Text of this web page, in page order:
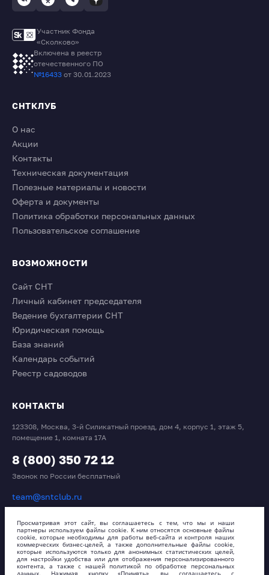
Участник Фонда
«Сколково»
Включена в реестр
отечественного ПО
№16433 от 30.01.2023
СНТКЛУБ
О нас
Акции
Контакты
Техническая документация
Полезные материалы и новости
Оферта и документы
Политика обработки персональных данных
Пользовательское соглашение
ВОЗМОЖНОСТИ
Сайт СНТ
Личный кабинет председателя
Ведение бухгалтерии СНТ
Юридическая помощь
База знаний
Календарь событий
Реестр садоводов
КОНТАКТЫ
123308, Москва, 3-й Силикатный проезд, дом 4, корпус 1, этаж 5,
помещение 1, комната 17А
8 (800) 350 72 12
Звонок по России бесплатный
team@sntclub.ru
Просматривая этот сайт, вы соглашаетесь с тем, что мы и наши
партнеры используем файлы cookie. К ним относятся основные файлы
cookie, которые необходимы для работы веб-сайта и контроля наших
коммерческих бизнес-целей, а также дополнительные файлы cookie,
которые используются только для анонимных статистических целей,
для настройки удобства или для отображения персонализированного
контента, а также с нашей политикой по обработке персональных
данных. Нажимая кнопку «Принять», вы соглашаетесь с